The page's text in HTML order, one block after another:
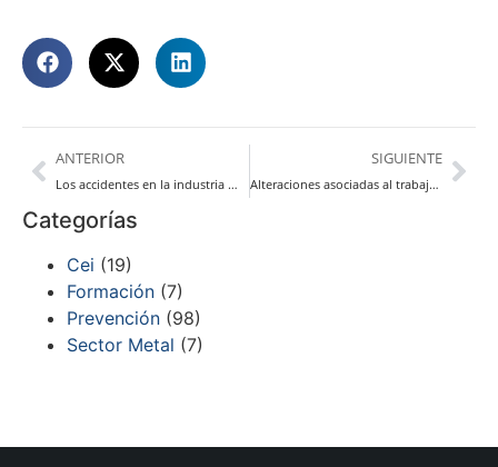
ANTERIOR
Los accidentes en la industria más comunes
SIGUIENTE
Alteraciones asociadas al trabajo nocturno y a los turnos rotativos
Categorías
Cei (19)
Formación (7)
Prevención (98)
Sector Metal (7)